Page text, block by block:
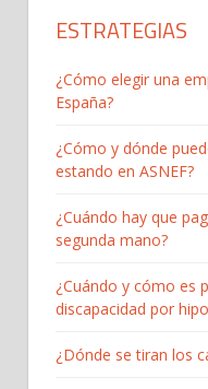
ESTRATEGIAS
¿Cómo elegir una
España?
¿Cómo y dónde
estando en ASNEF?
¿Cuándo hay que
segunda mano?
¿Cuándo y cómo es
discapacidad por
¿Dónde se tiran los